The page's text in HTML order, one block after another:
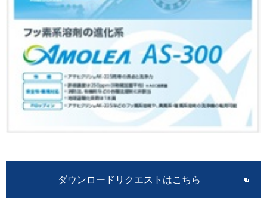
ダウンロードリクエストはこちら